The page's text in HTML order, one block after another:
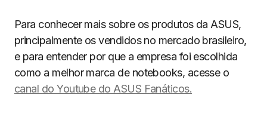
Para conhecer mais sobre os produtos da ASUS,
principalmente os vendidos no mercado brasileiro,
e para entender por que a empresa foi escolhida
como a melhor marca de notebooks, acesse o
canal do Youtube do ASUS Fanáticos.